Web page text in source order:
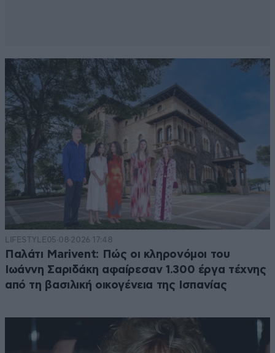
LIFESTYLE05·08·2026 17:48
Παλάτι Marivent: Πώς οι κληρονόμοι του
Ιωάννη Σαριδάκη αφαίρεσαν 1.300 έργα τέχνης
από τη βασιλική οικογένεια της Ισπανίας